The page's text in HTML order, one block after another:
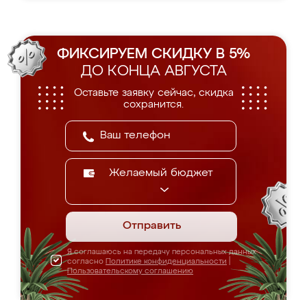
ФИКСИРУЕМ СКИДКУ В 5%
ДО КОНЦА АВГУСТА
Оставьте заявку сейчас, скидка
сохранится.
Желаемый бюджет
Отправить
Я соглашаюсь на передачу персональных данных
согласно Политике конфиденциальности
Пользовательскому соглашению